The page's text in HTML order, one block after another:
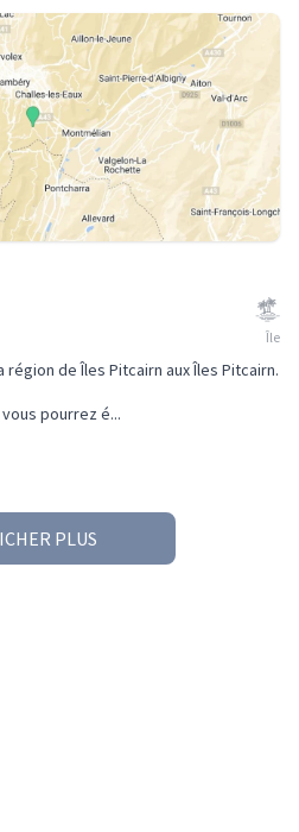
Île
de Îles Pitcairn aux Îles Pitcairn.
pourrez é...
PLUS